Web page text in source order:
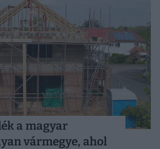
a magyar
vármegye, ahol